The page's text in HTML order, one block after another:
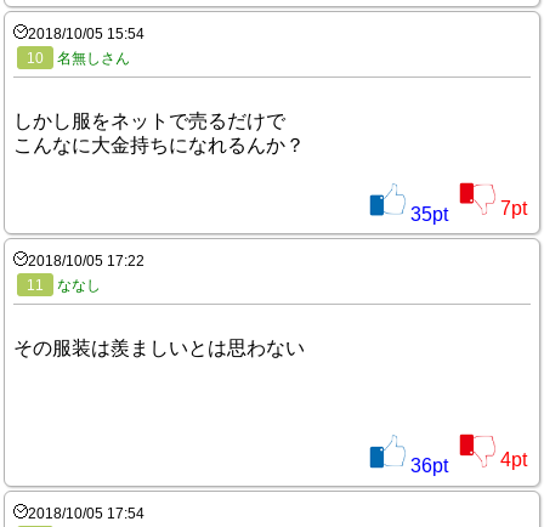
2018/10/05 15:54
10
名無しさん
しかし服をネットで売るだけで
こんなに大金持ちになれるんか？
35pt 7pt
2018/10/05 17:22
11
ななし
その服装は羨ましいとは思わない
36pt 4pt
2018/10/05 17:54